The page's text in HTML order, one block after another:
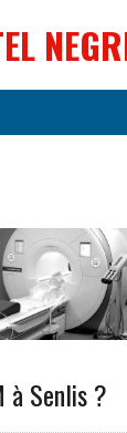
à Senlis ?